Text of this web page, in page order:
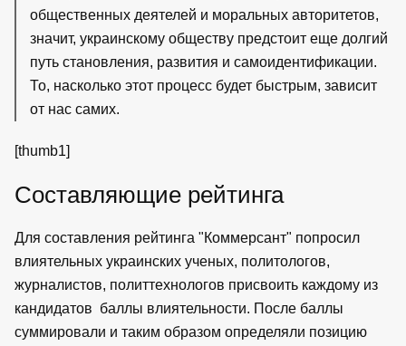
общественных деятелей и моральных авторитетов,
значит, украинскому обществу предстоит еще долгий
путь становления, развития и самоидентификации.
То, насколько этот процесс будет быстрым, зависит
от нас самих.
[thumb1]
Составляющие рейтинга
Для составления рейтинга "Коммерсант" попросил
влиятельных украинских ученых, политологов,
журналистов, политтехнологов присвоить каждому из
кандидатов баллы влиятельности. После баллы
суммировали и таким образом определяли позицию